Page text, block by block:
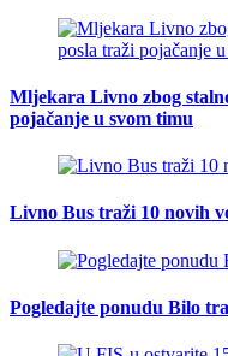
Mljekara Livno zbog
pojačanje u svom timu
Livno Bus traži 10 novih
Pogledajte ponudu Bilo